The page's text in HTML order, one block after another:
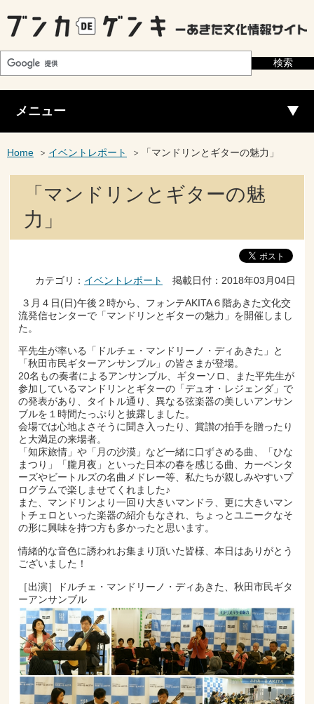
メニュー
Home イベントレポート 「マンドリンとギターの魅力」
「マンドリンとギターの魅
力」
カテゴリ： イベントレポート 掲載日付：2018年03月04日
３月４日(日)午後２時から、フォンテAKITA６階あきた文化交
流発信センターで「マンドリンとギターの魅力」を開催しまし
た。
平先生が率いる「ドルチェ・マンドリーノ・ディあきた」と
「秋田市民ギターアンサンブル」の皆さまが登場。
20名もの奏者によるアンサンブル、ギターソロ、また平先生が
参加しているマンドリンとギターの「デュオ・レジェンダ」で
の発表があり、タイトル通り、異なる弦楽器の美しいアンサン
ブルを１時間たっぷりと披露しました。
会場では心地よさそうに聞き入ったり、賞讃の拍手を贈ったり
と大満足の来場者。
「知床旅情」や「月の沙漠」など一緒に口ずさめる曲、「ひな
まつり」「朧月夜」といった日本の春を感じる曲、カーペンタ
ーズやビートルズの名曲メドレー等、私たちが親しみやすいプ
ログラムで楽しませてくれました♪
また、マンドリンより一回り大きいマンドラ、更に大きいマン
トチェロといった楽器の紹介もなされ、ちょっとユニークなそ
の形に興味を持つ方も多かったと思います。
情緒的な音色に誘われお集まり頂いた皆様、本日はありがとう
ございました！
［出演］ドルチェ・マンドリーノ・ディあきた、秋田市民ギタ
ーアンサンブル